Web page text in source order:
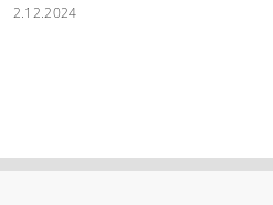
2.12.2024